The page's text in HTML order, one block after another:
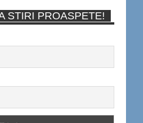
STIRI PROASPETE!